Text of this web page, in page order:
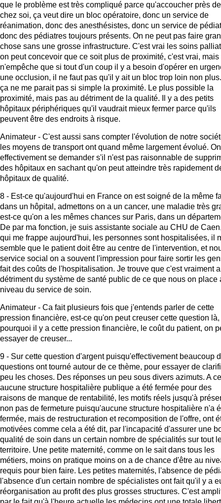
que le problème est très compliqué parce qu'accoucher près de
chez soi, ça veut dire un bloc opératoire, donc un service de
réanimation, donc des anesthésistes, donc un service de
donc des pédiatres toujours présents. On ne peut pas faire
chose sans une grosse infrastructure. C'est vrai les soins
on peut concevoir que ce soit plus de proximité, c'est vrai, mais
n'empêche que si tout d'un coup il y a besoin d'opérer en
une occlusion, il ne faut pas qu'il y ait un bloc trop loin non
ça ne me parait pas si simple la proximité. Le plus possible la
proximité, mais pas au détriment de la qualité. Il y a des petits
hôpitaux périphériques qu'il vaudrait mieux fermer parce qu'ils
peuvent être des endroits à risque.
Animateur - C'est aussi sans compter l'évolution de notre
les moyens de transport ont quand même largement évolué.
effectivement se demander s'il n'est pas raisonnable de
des hôpitaux en sachant qu'on peut atteindre très rapidement
hôpitaux de qualité.
8 - Est-ce qu'aujourd'hui en France on est soigné de la même
dans un hôpital, admettons on a un cancer, une maladie très
est-ce qu'on a les mêmes chances sur Paris, dans un
De par ma fonction, je suis assistante sociale au CHU de
qui me frappe aujourd'hui, les personnes sont hospitalisées, il
semble que le patient doit être au centre de l'intervention, et
service social on a souvent l'impression pour faire sortir les
fait des coûts de l'hospitalisation. Je trouve que c'est vraiment
détriment du système de santé public de ce que nous on place
niveau du service de soin.
Animateur - Ca fait plusieurs fois que j'entends parler de cette
pression financière, est-ce qu'on peut creuser cette question là,
pourquoi il y a cette pression financière, le coût du patient, on
essayer de creuser...
9 - Sur cette question d'argent puisqu'effectivement beaucoup
questions ont tourné autour de ce thème, pour essayer de
peu les choses. Des réponses un peu sous divers azimuts. A
aucune structure hospitalière publique a été fermée pour des
raisons de manque de rentabilité, les motifs réels jusqu'à
non pas de fermeture puisqu'aucune structure hospitalière n'a
fermée, mais de restructuration et recomposition de l'offre, ont
motivées comme cela a été dit, par l'incapacité d'assurer une
qualité de soin dans un certain nombre de spécialités sur tout
territoire. Une petite maternité, comme on le sait dans tous les
métiers, moins on pratique moins on a de chance d'être au
requis pour bien faire. Les petites maternités, l'absence de
l'absence d'un certain nombre de spécialistes ont fait qu'il y a
réorganisation au profit des plus grosses structures. C'est